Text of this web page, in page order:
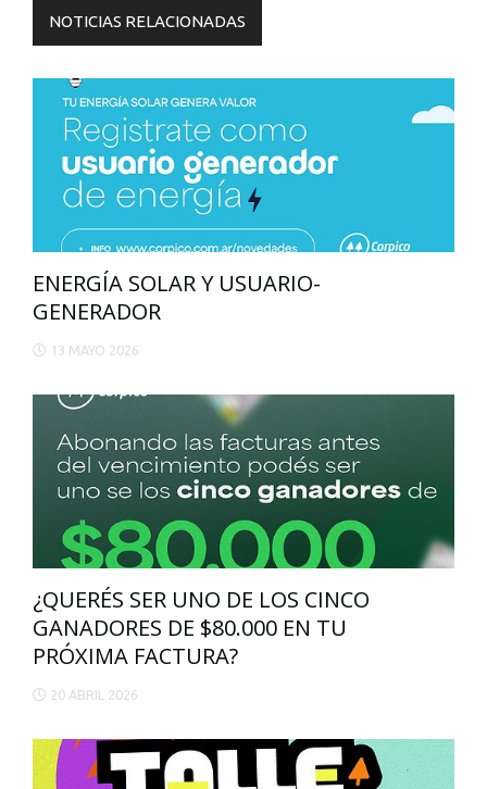
NOTICIAS RELACIONADAS
ENERGÍA SOLAR Y USUARIO-
GENERADOR
13 MAYO 2026
¿QUERÉS SER UNO DE LOS CINCO
GANADORES DE $80.000 EN TU
PRÓXIMA FACTURA?
20 ABRIL 2026